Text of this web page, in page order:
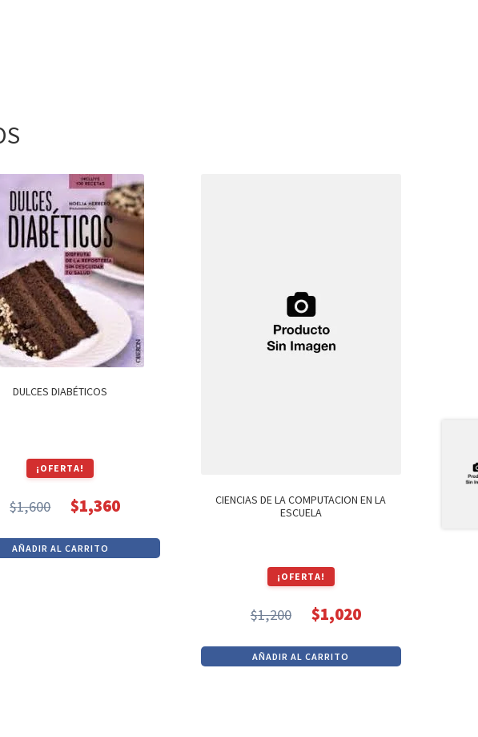
DULCES DIABÉTICOS
¡OFERTA!
$1,600
precio
original
$1,360
precio
actual
AÑADIR AL CARRITO
CIENCIAS DE LA COMPUTACION EN LA
ESCUELA
¡OFERTA!
$1,200
precio
original
$1,020
precio
actual
AÑADIR AL CARRITO